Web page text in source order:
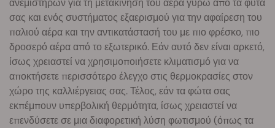
ανεμιστήρων για τη μετακίνηση του αέρα γύρω από τα φυτά
σας και ενός συστήματος εξαερισμού για την αφαίρεση του
παλιού αέρα και την αντικατάστασή του με πιο φρέσκο, πιο
δροσερό αέρα από το εξωτερικό. Εάν αυτό δεν είναι αρκετό,
ίσως χρειαστεί να χρησιμοποιήσετε κλιματισμό για να
αποκτήσετε περισσότερο έλεγχο στις θερμοκρασίες στον
χώρο της καλλιέργειας σας. Τέλος, εάν τα φώτα σας
εκπέμπουν υπερβολική θερμότητα, ίσως χρειαστεί να
επενδύσετε σε μια διαφορετική λύση φωτισμού (όπως τα